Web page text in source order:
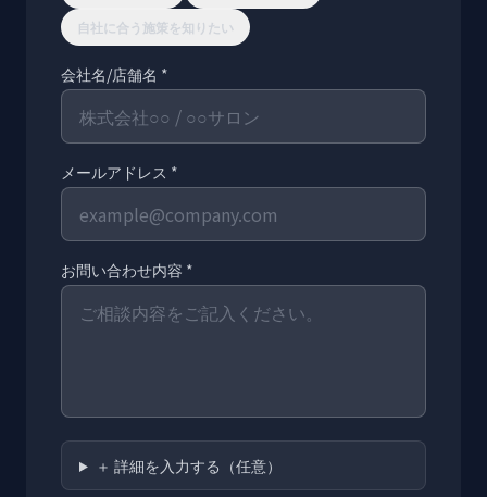
自社に合う施策を知りたい
会社名/店舗名 *
メールアドレス *
お問い合わせ内容 *
＋ 詳細を入力する（任意）